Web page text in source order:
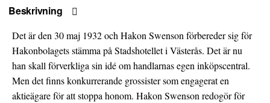
–
bakom
ICA
mängd
Beskrivning
Det är den 30 maj 1932 och Hakon Swenson förbereder sig för
Hakonbolagets stämma på Stadshotellet i Västerås. Det är nu
han skall förverkliga sin idé om handlarnas egen inköpscentral.
Men det finns konkurrerande grossister som engagerat en
aktieägare för att stoppa honom. Hakon Swenson redogör för